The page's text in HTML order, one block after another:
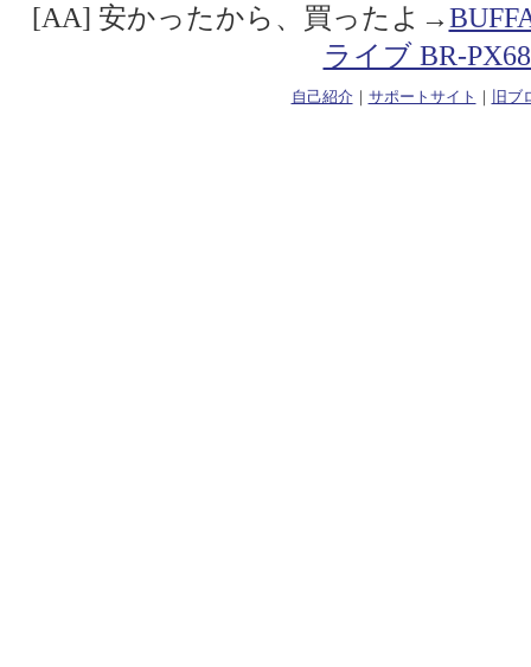
[AA] 安かったから、買ったよ→
ライブ BR-
自己紹介｜ サポートサイト ｜ 旧ブ